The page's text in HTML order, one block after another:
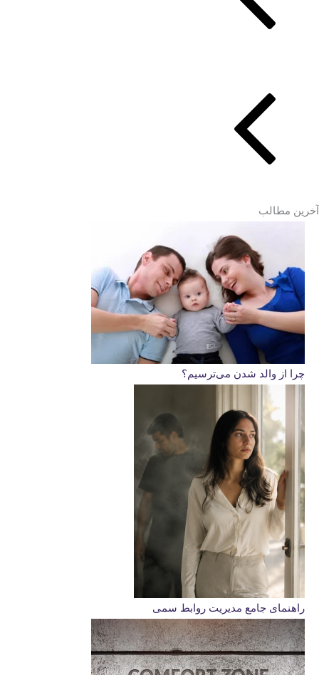
آخرین مطالب
چرا از والد شدن می‌ترسیم؟
راهنمای جامع مدیریت روابط سمی